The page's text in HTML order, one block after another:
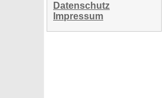
Datenschutz
Impressum